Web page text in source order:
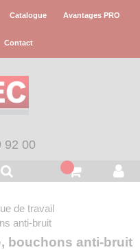
Catalogue Avantages PRO
Contact
92 00
de travail
anti-bruit
bouchons anti-bruit